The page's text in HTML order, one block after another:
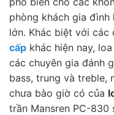
phòng khách gia
lớn. Khác biệt với các
cấp khác hiện nay,
các chuyên gia đánh
bass, trung và treble,
chưa bào giờ có của
trần Mansren PC-830